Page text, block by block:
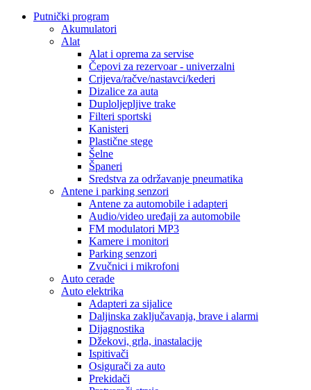
Putnički program
Akumulatori
Alat
Alat i oprema za servise
Čepovi za rezervoar - univerzalni
Crijeva/račve/nastavci/kederi
Dizalice za auta
Duploljepljive trake
Filteri sportski
Kanisteri
Plastične stege
Šelne
Španeri
Sredstva za održavanje pneumatika
Antene i parking senzori
Antene za automobile i adapteri
Audio/video uređaji za automobile
FM modulatori MP3
Kamere i monitori
Parking senzori
Zvučnici i mikrofoni
Auto cerade
Auto elektrika
Adapteri za sijalice
Daljinska zaključavanja, brave i alarmi
Dijagnostika
Džekovi, grla, inastalacije
Ispitivači
Osigurači za auto
Prekidači